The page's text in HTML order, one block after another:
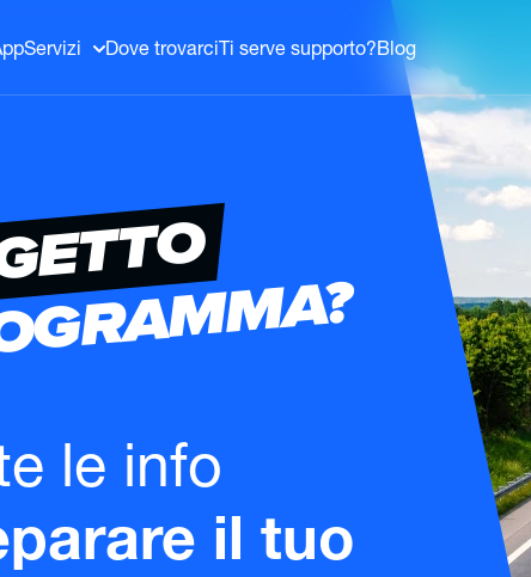
Servizi Dove trovarci Ti serve supporto?Blog
le info
il tuo